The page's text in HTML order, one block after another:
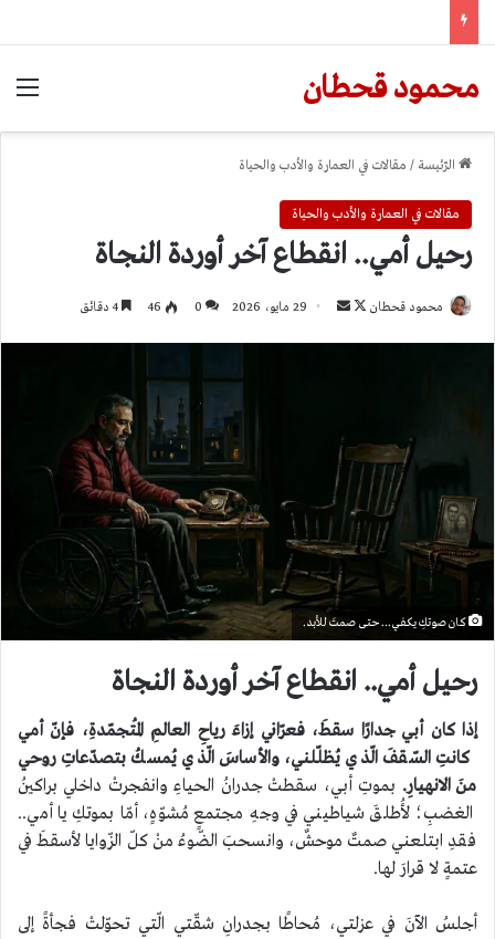
محمود قحطان
الرّئيسة / مقالات في العمارة والأدب والحياة
مقالات في العمارة والأدب والحياة
رحيل أمي.. انقطاع آخر أوردة النجاة
محمود قحطان
تابعأرسل
29 مايو، 2026 0
46
كان صوتكِ يكفي... حتى صمتَ للأبد.
رحيل أمي.. انقطاع آخر أوردة النجاة
إذا كان أبي جدارًا سقطَ، فعرّاني إزاءَ رياحِ العالمِ المُتجمّدةِ، فإنّ أمي
كانتِ السّقفَ الّذي يُظلّلني، والأساسَ الّذي يُمسكُ بتصدّعاتِ روحي
منَ الانهيارِ. بموتِ أبي، سقطتْ جدرانُ الحياءِ وانفجرتْ داخلي براكينُ
الغضبِ؛ لأُطلقَ شياطيني في وجهِ مجتمعٍ مُشوّهٍ، أمّا بموتكِ يا أمي..
فقدِ ابتلعني صمتٌ موحشٌ، وانسحبَ الضّوءُ منْ كلّ الزّوايا لأسقطَ في
عتمةٍ لا قرارَ لها.
أجلسُ الآنَ في عزلتي، مُحاطًا بجدرانِ شقّتي الّتي تحوّلتْ فجأةً إلى